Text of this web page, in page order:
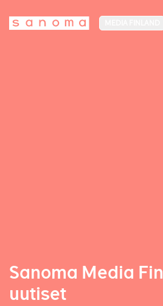
Sanoma Media
uutiset